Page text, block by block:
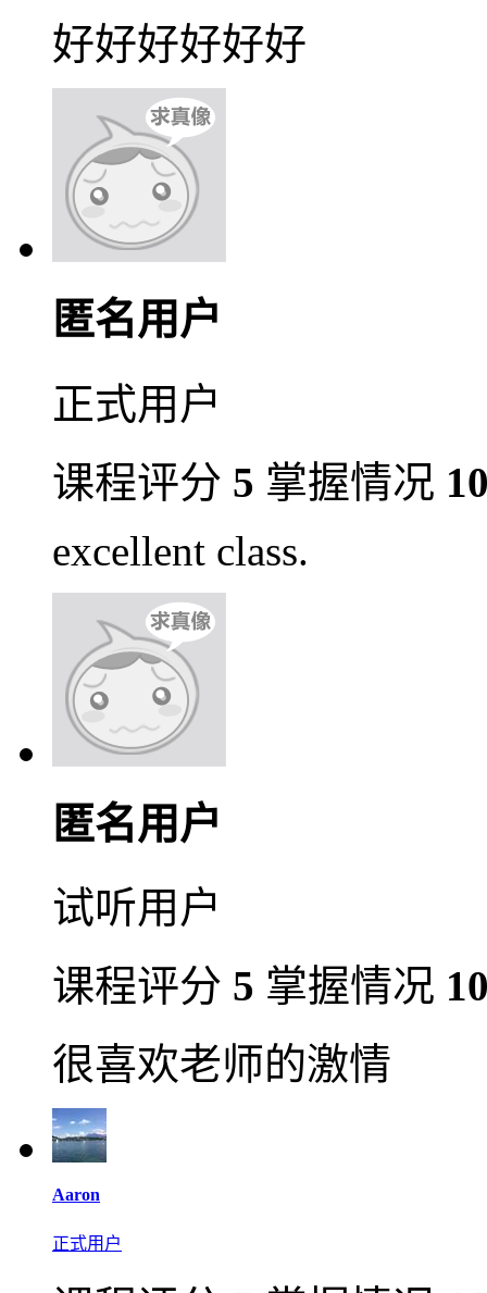
好好好好好好
匿名用户
正式用户
课程评分 5 掌握情况
excellent class.
匿名用户
试听用户
课程评分 5 掌握情况
很喜欢老师的激情
Aaron
正式用户